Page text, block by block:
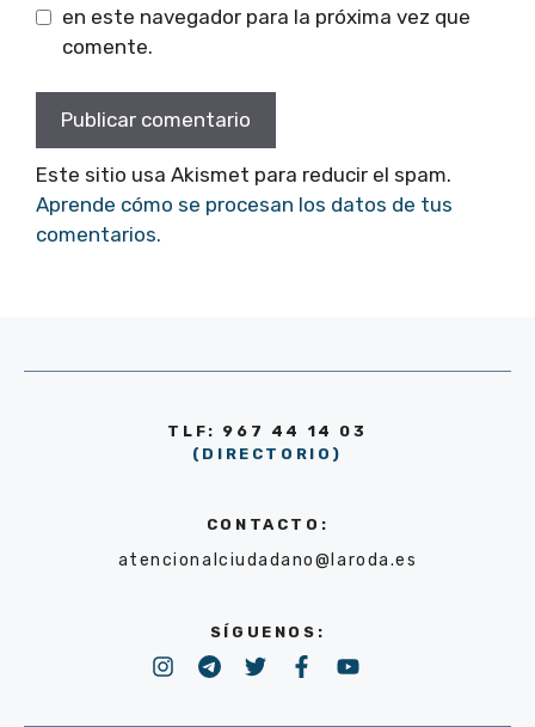
en este navegador para la próxima vez que
comente.
Este sitio usa Akismet para reducir el spam.
Aprende cómo se procesan los datos de tus
comentarios.
TLF: 967 44 14 03
(DIRECTORIO)
CONTACTO:
atencionalciudadano@laroda.es
SÍGUENOS: